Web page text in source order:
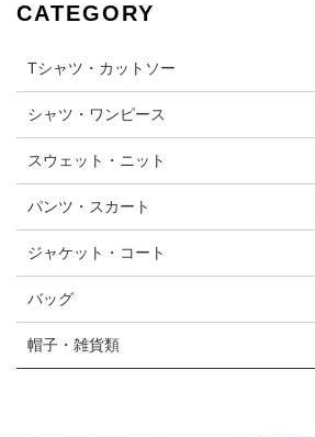
CATEGORY
Tシャツ・カットソー
シャツ・ワンピース
スウェット・ニット
パンツ・スカート
ジャケット・コート
バッグ
帽子・雑貨類